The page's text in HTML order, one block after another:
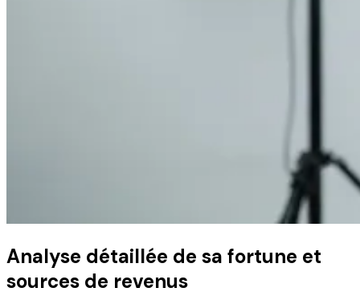
Analyse détaillée de sa fortune et
sources de revenus